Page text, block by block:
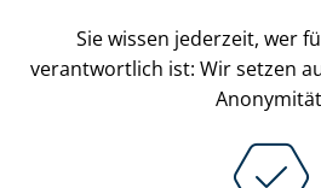
Sie wissen jederzeit, wer
verantwortlich ist: Wir setzen